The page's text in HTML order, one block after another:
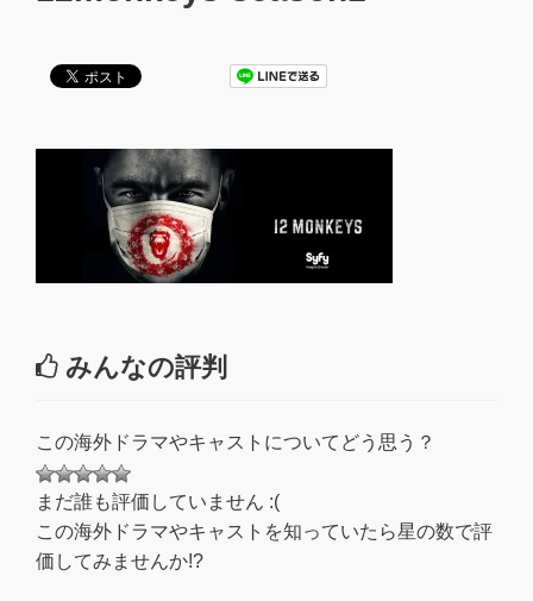
みんなの評判
この海外ドラマやキャストについてどう思う？
まだ誰も評価していません :(
この海外ドラマやキャストを知っていたら星の数で評
価してみませんか!?